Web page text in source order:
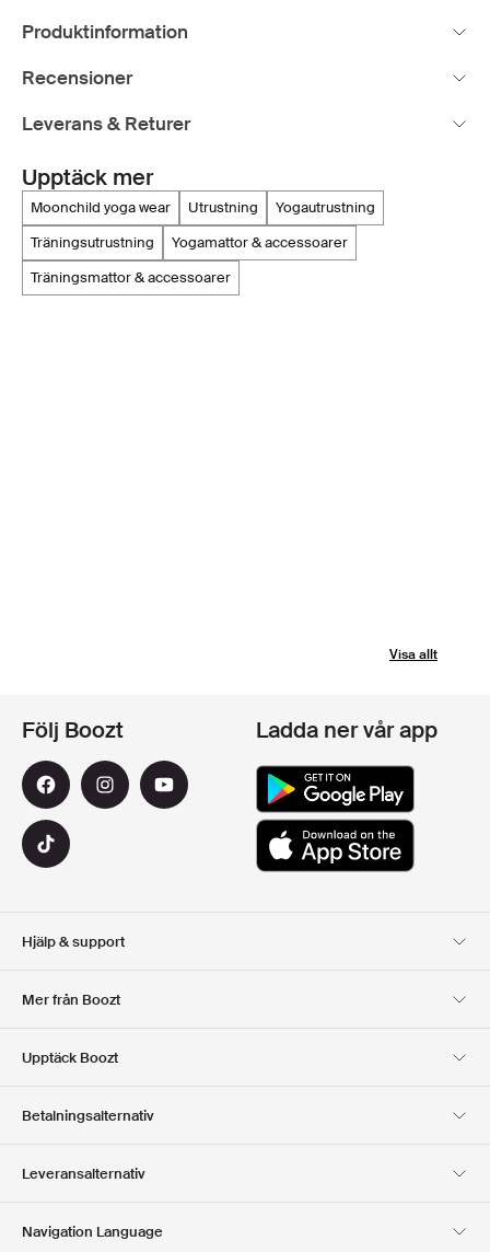
Produktinformation
Recensioner
Leverans & Returer
Upptäck mer
moonchild yoga wear utrustning
yogautrustning
träningsutrustning
yogamattor & accessoarer
träningsmattor & accessoarer
Visa allt
Hjälp & support
Mer från Boozt
Club Boozt
Upptäck Boozt
Press & utmärkelser
Följ Boozt Ladda ner vår app
Betalningsalternativ
Leveransalternativ
Navigation Language